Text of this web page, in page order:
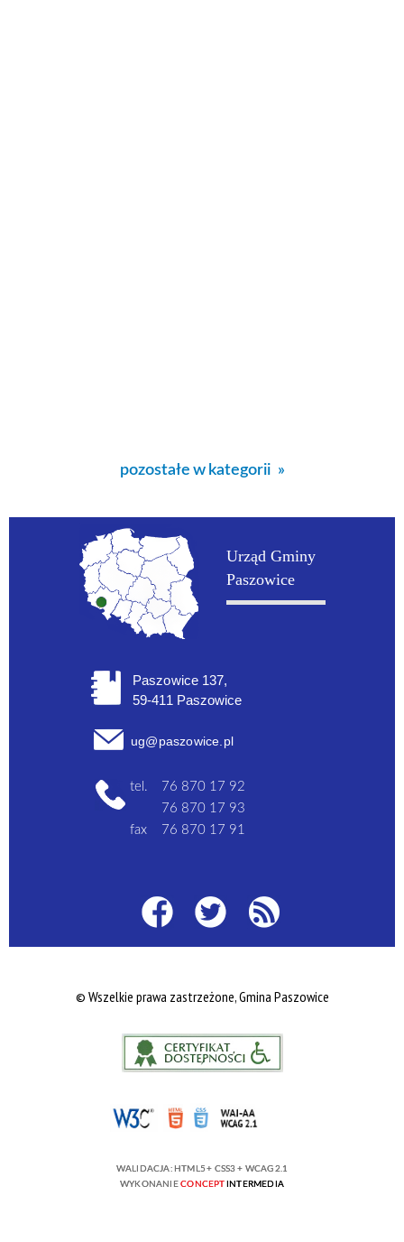
pozostałe w kategorii
Urząd Gminy
Paszowice
Paszowice 137,
59-411 Paszowice
ug@paszowice.pl
tel.
76 870 17 92
76 870 17 93
fax
76 870 17 91
© Wszelkie prawa zastrzeżone, Gmina Paszowice
WALIDACJA: HTML5 + CSS3 + WCAG 2.1
WYKONANIECONCEPT INTERMEDIA